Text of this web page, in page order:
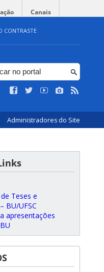
Canais
CONTRASTE
Administradores do Site
Teses e
BU/UFSC
apresentações